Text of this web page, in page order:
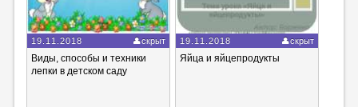
19.11.2018 скрыт
Виды, способы и техники
лепки в детском саду
19.11.2018 скрыт
Яйца и яйцепродукты